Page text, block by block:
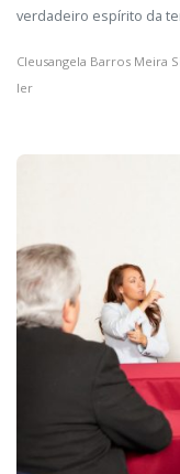
verdadeiro espírito da
Cleusangela Barros Meira
ler